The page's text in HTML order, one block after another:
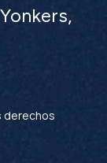
derechos